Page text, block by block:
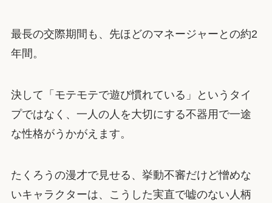
最長の交際期間も、先ほどのマネージャーとの約2
年間。
決して「モテモテで遊び慣れている」というタイ
プではなく、一人の人を大切にする不器用で一途
な性格がうかがえます。
たくろうの漫才で見せる、挙動不審だけど憎めな
いキャラクターは、こうした実直で嘘のない人柄